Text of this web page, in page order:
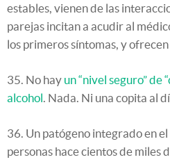
estables, vienen de las
parejas incitan a acudir al
los primeros síntomas, y
35. No hay un “nivel seguro” de
alcohol. Nada. Ni una copita al
36. Un patógeno integrado en
personas hace cientos de miles